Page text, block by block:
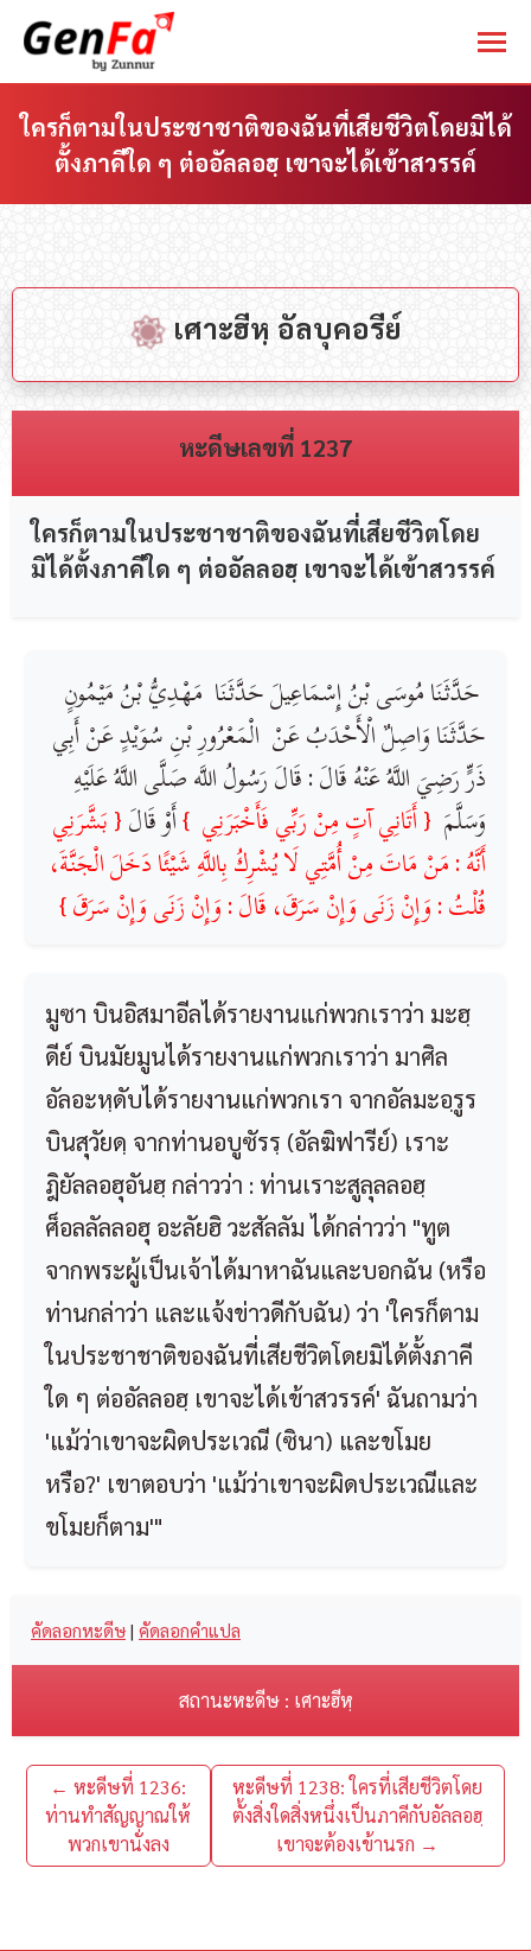
ใครก็ตามในประชาชาติของฉันที่เสียชีวิตโดยมิได้
ตั้งภาคีใด ๆ ต่ออัลลอฮฺ เขาจะได้เข้าสวรรค์
เศาะฮีหฺ อัลบุคอรีย์
หะดีษเลขที่ 1237
ใครก็ตามในประชาชาติของฉันที่เสียชีวิตโดย
มิได้ตั้งภาคีใด ๆ ต่ออัลลอฮฺ เขาจะได้เข้าสวรรค์
‏ ‏حَدَّثَنَا ‏مُوسَى بْنُ إِسْمَاعِيلَ ‏حَدَّثَنَا ‏ ‏مَهْدِيُّ بْنُ مَيْمُونٍ
‏‏حَدَّثَنَا ‏وَاصِلٌ الْأَحْدَبُ ‏عَنْ ‏ ‏الْمَعْرُورِ بْنِ سُوَيْدٍ ‏‏عَنْ ‏أَبِي
ذَرٍّ ‏رَضِيَ اللَّهُ عَنْهُ ‏قَالَ :‏ ‏قَالَ رَسُولُ اللَّه‏ ‏صَلَّى اللَّهُ عَلَيْهِ
وَسَلَّمَ ‏ { أَتَانِي آتٍ مِنْ رَبِّي فَأَخْبَرَنِي ‏ }أَوْ قَالَ { بَشَّرَنِي
‏أَنَّهُ :‏ ‏مَنْ مَاتَ مِنْ أُمَّتِي لَا يُشْرِكُ بِاللَّهِ شَيْئًا دَخَلَ الْجَنَّةَ،
قُلْتُ : وَإِنْ زَنَى وَإِنْ سَرَقَ، قَالَ : وَإِنْ زَنَى وَإِنْ سَرَقَ }
มูซา บินอิสมาอีลได้รายงานแก่พวกเราว่า มะฮฺ
ดีย์ บินมัยมูนได้รายงานแก่พวกเราว่า มาศิล
อัลอะหฺดับได้รายงานแก่พวกเรา จากอัลมะอฺรูร
บินสุวัยดฺ จากท่านอบูซัรรฺ (อัลฆิฟารีย์) เราะ
ฎิยัลลอฮุอันฮฺ กล่าวว่า : ท่านเราะสูลุลลอฮฺ
ศ็อลลัลลอฮุ อะลัยฮิ วะสัลลัม ได้กล่าวว่า "ทูต
จากพระผู้เป็นเจ้าได้มาหาฉันและบอกฉัน (หรือ
ท่านกล่าว่า และแจ้งข่าวดีกับฉัน) ว่า 'ใครก็ตาม
ในประชาชาติของฉันที่เสียชีวิตโดยมิได้ตั้งภาคี
ใด ๆ ต่ออัลลอฮฺ เขาจะได้เข้าสวรรค์' ฉันถามว่า
'แม้ว่าเขาจะผิดประเวณี (ซินา) และขโมย
หรือ?' เขาตอบว่า 'แม้ว่าเขาจะผิดประเวณีและ
ขโมยก็ตาม'"
คัดลอกหะดีษ| คัดลอกคำแปล
สถานะหะดีษ : เศาะฮีหฺ
← หะดีษที่ 1236:
ท่านทำสัญญาณให้
พวกเขานั่งลง
หะดีษที่ 1238: ใครที่เสียชีวิตโดย
ตั้งสิ่งใดสิ่งหนึ่งเป็นภาคีกับอัลลอฮฺ
เขาจะต้องเข้านรก →